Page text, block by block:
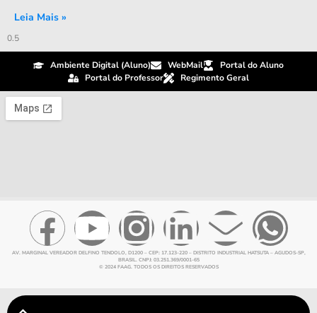
Leia Mais »
Ambiente Digital (Aluno) WebMail
Portal do Aluno
Portal do Professor
Regimento Geral
AV. MARGINAL VEREADOR DELFINO TENDOLO, D1200 – CEP: 17.123-220 – DISTRITO INDUSTRIAL HATSUTA – AGUDOS-SP,
BRASIL. CNPJ: 03.251.369/0001-65
© 2024 FAAG. TODOS OS DIREITOS RESERVADOS